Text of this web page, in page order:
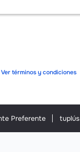
Ver términos y condiciones
Preferente tuplús